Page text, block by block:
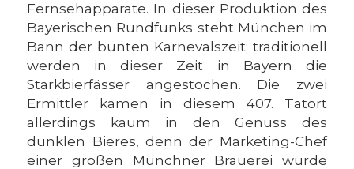
Fernsehapparate. In dieser Produktion des
Bayerischen Rundfunks steht München im
Bann der bunten Karnevalszeit; traditionell
werden in dieser Zeit in Bayern die
Starkbierfässer angestochen. Die zwei
Ermittler kamen in diesem 407. Tatort
allerdings kaum in den Genuss des
dunklen Bieres, denn der Marketing-Chef
einer großen Münchner Brauerei wurde